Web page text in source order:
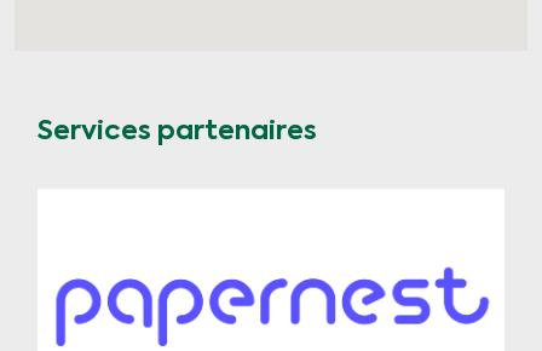
Services partenaires